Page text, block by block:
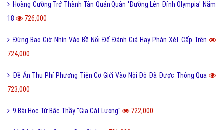
Hoàng Cường Trở Thành Tân Quán Quân 'Đường Lên Đỉnh Olympia' Năm
18
726,000
Đừng Bao Giờ Nhìn Vào Bề Nổi Để Đánh Giá Hay Phán Xét Cấp Trên
724,000
Đề Án Thu Phí Phương Tiện Cơ Giới Vào Nội Đô Đã Được Thông Qua
723,000
9 Bài Học Từ Bậc Thầy "Gia Cát Lượng" 722,000